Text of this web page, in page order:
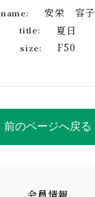
name: 安栄 容子
title: 夏日
size: F50
前のページへ戻る